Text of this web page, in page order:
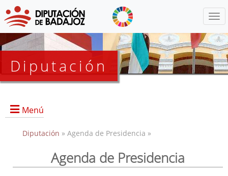
Diputación
Menú
Presidencia
Diputación » Agenda de Presidencia »
Agenda de Presidencia